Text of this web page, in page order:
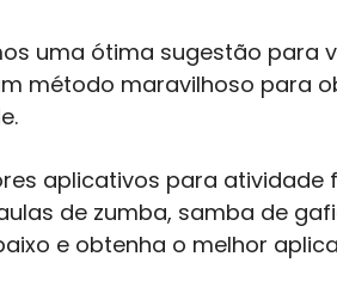
uma ótima sugestão para
método maravilhoso para
aplicativos para atividade
de zumba, samba de
e obtenha o melhor